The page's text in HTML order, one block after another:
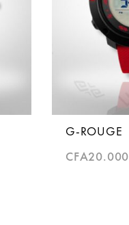
G-ROUGE
CFA20.000